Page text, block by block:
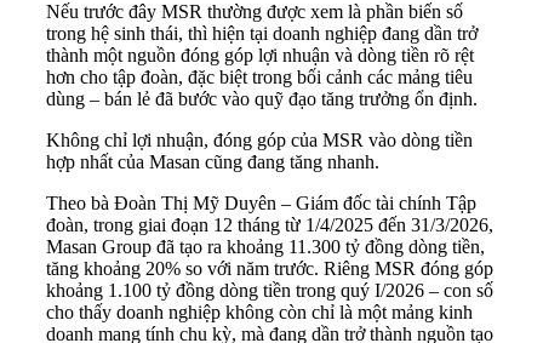
Nếu trước đây MSR thường được xem là phần biến số
trong hệ sinh thái, thì hiện tại doanh nghiệp đang dần trở
thành một nguồn đóng góp lợi nhuận và dòng tiền rõ rệt
hơn cho tập đoàn, đặc biệt trong bối cảnh các mảng tiêu
dùng – bán lẻ đã bước vào quỹ đạo tăng trưởng ổn định.
Không chỉ lợi nhuận, đóng góp của MSR vào dòng tiền
hợp nhất của Masan cũng đang tăng nhanh.
Theo bà Đoàn Thị Mỹ Duyên – Giám đốc tài chính Tập
đoàn, trong giai đoạn 12 tháng từ 1/4/2025 đến 31/3/2026,
Masan Group đã tạo ra khoảng 11.300 tỷ đồng dòng tiền,
tăng khoảng 20% so với năm trước. Riêng MSR đóng góp
khoảng 1.100 tỷ đồng dòng tiền trong quý I/2026 – con số
cho thấy doanh nghiệp không còn chỉ là một mảng kinh
doanh mang tính chu kỳ, mà đang dần trở thành nguồn tạo